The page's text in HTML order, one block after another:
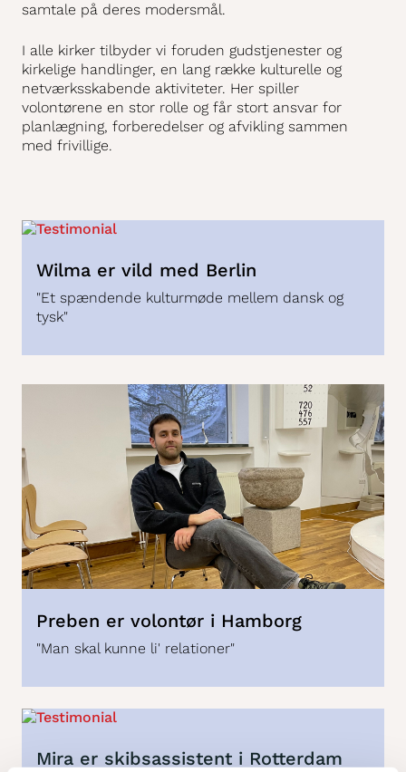
samtale på deres modersmål.
I alle kirker tilbyder vi foruden gudstjenester og
kirkelige handlinger, en lang række kulturelle og
netværksskabende aktiviteter. Her spiller
volontørene en stor rolle og får stort ansvar for
planlægning, forberedelser og afvikling sammen
med frivillige.
Wilma er vild med Berlin
"Et spændende kulturmøde mellem dansk og
tysk"
Preben er volontør i Hamborg
"Man skal kunne li' relationer"
Mira er skibsassistent i Rotterdam